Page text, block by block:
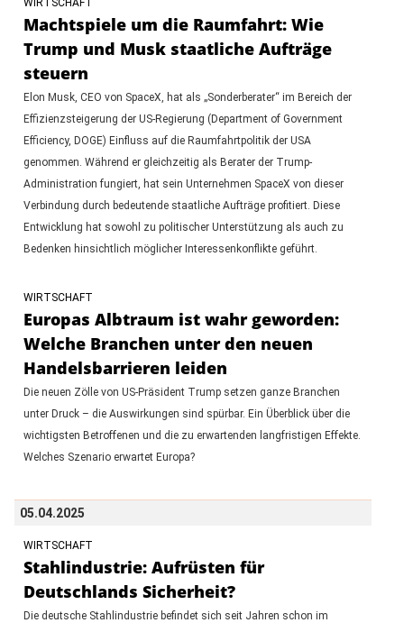
WIRTSCHAFT
Machtspiele um die Raumfahrt: Wie
Trump und Musk staatliche Aufträge
steuern
Elon Musk, CEO von SpaceX, hat als „Sonderberater“ im Bereich der
Effizienzsteigerung der US-Regierung (Department of Government
Efficiency, DOGE) Einfluss auf die Raumfahrtpolitik der USA
genommen. Während er gleichzeitig als Berater der Trump-
Administration fungiert, hat sein Unternehmen SpaceX von dieser
Verbindung durch bedeutende staatliche Aufträge profitiert. Diese
Entwicklung hat sowohl zu politischer Unterstützung als auch zu
Bedenken hinsichtlich möglicher Interessenkonflikte geführt.
WIRTSCHAFT
Europas Albtraum ist wahr geworden:
Welche Branchen unter den neuen
Handelsbarrieren leiden
Die neuen Zölle von US-Präsident Trump setzen ganze Branchen
unter Druck – die Auswirkungen sind spürbar. Ein Überblick über die
wichtigsten Betroffenen und die zu erwartenden langfristigen Effekte.
Welches Szenario erwartet Europa?
05.04.2025
WIRTSCHAFT
Stahlindustrie: Aufrüsten für
Deutschlands Sicherheit?
Die deutsche Stahlindustrie befindet sich seit Jahren schon im